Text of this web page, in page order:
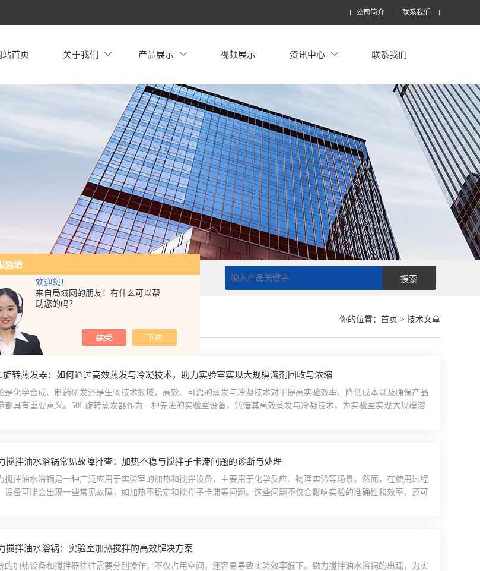
欢迎您！
来自局域网的朋友！有什么可以帮
助您的吗？
公司简介 联系我们
站首页 关于我们 产品展示 视频展示 资讯中心 联系我们
你的位置： 首页 > 技术文章
旋转蒸发器：如何通过高效蒸发与冷凝技术，助力实验室实现大规模溶剂回收与浓缩
是化学合成、制药研发还是生物技术领域，高效、可靠的蒸发与冷凝技术对于提高实验效率、降低成本以及确保产品
都具有重要意义。50L旋转蒸发器作为一种先进的实验室设备，凭借其高效蒸发与冷凝技术，为实验室实现大规模溶
搅拌油水浴锅常见故障排查：加热不稳与搅拌子卡滞问题的诊断与处理
搅拌油水浴锅是一种广泛应用于实验室的加热和搅拌设备，主要用于化学反应、物理实验等场景。然而，在使用过程
设备可能会出现一些常见故障，如加热不稳定和搅拌子卡滞等问题。这些问题不仅会影响实验的准确性和效率，还可
搅拌油水浴锅：实验室加热搅拌的高效解决方案
的加热设备和搅拌器往往需要分别操作，不仅占用空间，还容易导致实验效率低下。磁力搅拌油水浴锅的出现，为实